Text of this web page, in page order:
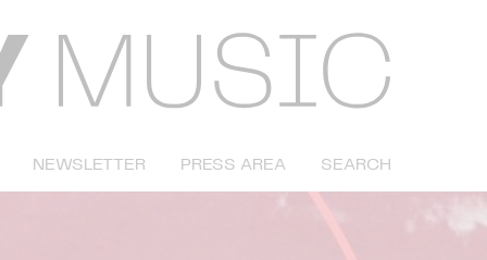
NEWSLETTER PRESS AREA SEARCH